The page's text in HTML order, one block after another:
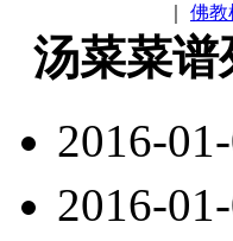
佛教
汤菜菜谱
2016-
2016-